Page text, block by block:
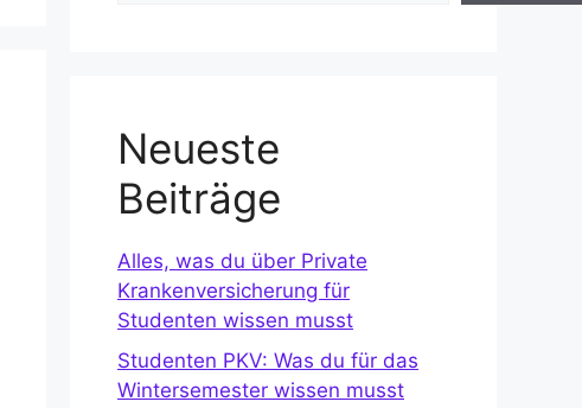
Neueste
Beiträge
Alles, was du über Private
Krankenversicherung für
Studenten wissen musst
Studenten PKV: Was du für das
Wintersemester wissen musst